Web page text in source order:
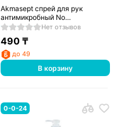
Akmasept спрей для рук
антимикробный No
Perfume50млНет отзывов
490 ₸
до 49
В корзину
0-0-24